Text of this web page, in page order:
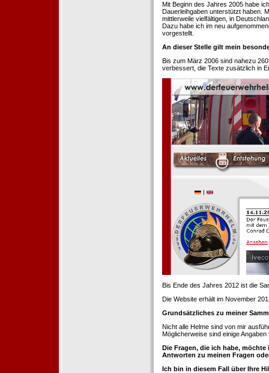
Mit Beginn des Jahres 2005 habe
Dauerleihgaben unterstützt haben.
mittlerweile vielfältigen, in
Dazu habe ich im neu
vorgestellt.
An dieser Stelle gilt mein
Bis zum März 2006 sind nahezu
verbessert, die Texte zusätzlich in
Bis Ende des Jahres 2012 ist die
Die Website erhält im November
Grundsätzliches zu meiner
Nicht alle Helme sind von mir
Möglicherweise sind einige
Die Fragen, die ich habe,
Antworten zu meinen Fragen
Ich bin in diesem Fall über Ihre